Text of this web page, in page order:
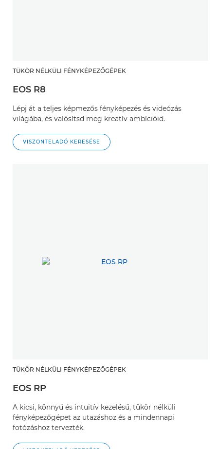
TÜKÖR NÉLKÜLI FÉNYKÉPEZŐGÉPEK
EOS R8
Lépj át a teljes képmezős fényképezés és videózás
világába, és valósítsd meg kreatív ambícióid.
VISZONTELADÓ KERESÉSE
TÜKÖR NÉLKÜLI FÉNYKÉPEZŐGÉPEK
EOS RP
A kicsi, könnyű és intuitív kezelésű, tükör nélküli
fényképezőgépet az utazáshoz és a mindennapi
fotózáshoz tervezték.